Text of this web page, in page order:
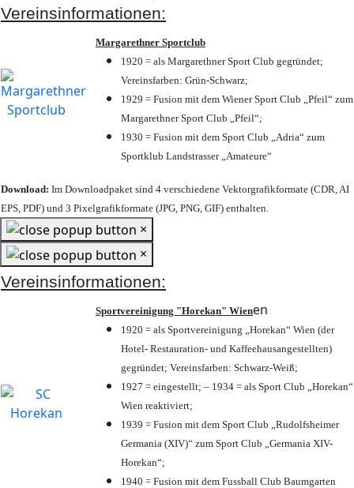
Vereinsinformationen:
Margarethner Sportclub
1920 = als Margarethner Sport Club gegründet;
Vereinsfarben: Grün-Schwarz;
1929 = Fusion mit dem Wiener Sport Club „Pfeil“ zum
Margarethner Sport Club „Pfeil“;
1930 = Fusion mit dem Sport Club „Adria“ zum
Sportklub Landstrasser „Amateure“
Download: Im Downloadpaket sind 4 verschiedene Vektorgrafikformate (CDR, AI
EPS, PDF) und 3 Pixelgrafikformate (JPG, PNG, GIF) enthalten.
×
×
Vereinsinformationen:
Sportvereinigung "Horekan" Wienen
1920 = als Sportvereinigung „Horekan“ Wien (der
Hotel- Restauration- und Kaffeehausangestellten)
gegründet; Vereinsfarben: Schwarz-Weiß;
1927 = eingestellt; – 1934 = als Sport Club „Horekan“
Wien reaktiviert;
1939 = Fusion mit dem Sport Club „Rudolfsheimer
Germania (XIV)“ zum Sport Club „Germania XIV-
Horekan“;
1940 = Fusion mit dem Fussball Club Baumgarten